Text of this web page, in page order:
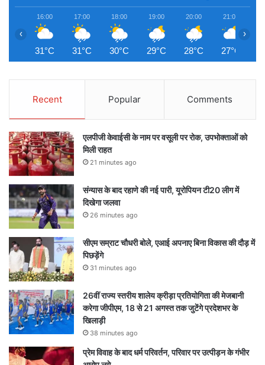
16:00
31°C
17:00
31°C
18:00
30°C
19:00
29°C
20:00
28°C
21:00
27°C
‹ ›
Recent Popular Comments
एलपीजी केवाईसी के नाम पर वसूली पर रोक, उपभोक्ताओं को
मिली राहत
21 minutes ago
संन्यास के बाद रहाणे की नई पारी, यूरोपियन टी20 लीग में
दिखेगा जलवा
26 minutes ago
सीएम सम्राट चौधरी बोले, एआई अपनाए बिना विकास की दौड़ में
पिछड़ेंगे
31 minutes ago
26वीं राज्य स्तरीय शालेय क्रीड़ा प्रतियोगिता की मेजबानी
करेगा जीपीएम, 18 से 21 अगस्त तक जुटेंगे प्रदेशभर के
खिलाड़ी
38 minutes ago
प्रेम विवाह के बाद धर्म परिवर्तन, परिवार पर उत्पीड़न के गंभीर